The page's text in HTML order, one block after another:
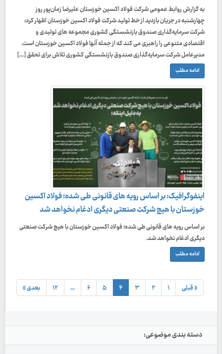
به گزارش روابط عمومی شرکت فولاد اکسین خوزستان علیرضا زمان‌پور روز
چهارشنبه در جریان بازدید از خط تولید شرکت فولاد اکسین خوزستان اظهار کرد:
شرکت سرمایه‌گذاری صندوق بازنشستگی کشوری مجموعه های تولیدی و
اقتصادی متنوعی را راهبری می کند که از جمله آنها فولاد اکسین خوزستان است.
مدیرعامل شرکت سرمایه‌گذاری صندوق بازنشستگی کشوری تلاش برای تحقق […]
ادامه مطلب
اینفوگرافیک: بر اساس رویه های قانونی طی شده؛ فولاد اکسین
خوزستان با هیچ شرکت صنعتی دیگری ادغام نخواهد شد
بر اساس رویه های قانونی طی شده؛ فولاد اکسین خوزستان با هیچ شرکت صنعتی
دیگری ادغام نخواهد شد.
ادامه مطلب
« قبلی ۱ ۲ ۳ ۴ ۵ ۶ … ۱۲ بعدی »
دسته بندی موضوعی: